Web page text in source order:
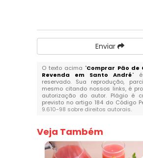
Enviar
O texto acima "Comprar Pão de
Revenda em Santo André"
reservado. Sua reprodução,
mesmo citando nossos links, é
autorização do autor. Plágio é
previsto no artigo 184 do Código
9.610-98 sobre direitos autorais.
Veja Também